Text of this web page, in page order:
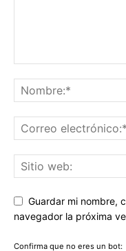
Guardar mi nombre,
navegador la próxima
Confirma que no eres un bot: